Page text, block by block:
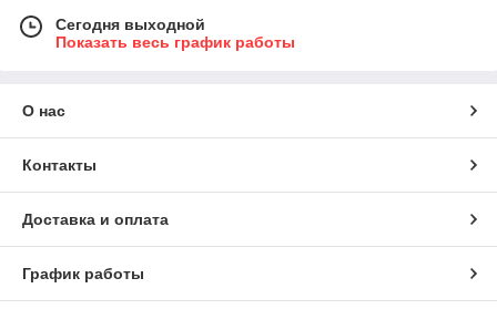
Сегодня выходной
Показать весь график работы
О нас
Контакты
Доставка и оплата
График работы